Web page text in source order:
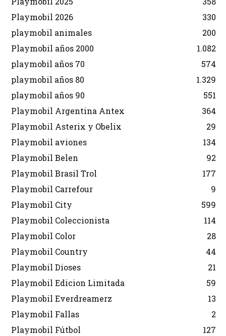
Playmobil 2026
330
playmobil animales
200
Playmobil años 2000
1.082
playmobil años 70
574
playmobil años 80
1.329
playmobil años 90
551
Playmobil Argentina Antex
364
Playmobil Asterix y Obelix
29
Playmobil aviones
134
Playmobil Belen
92
Playmobil Brasil Trol
177
Playmobil Carrefour
9
Playmobil City
599
Playmobil Coleccionista
114
Playmobil Color
28
Playmobil Country
44
Playmobil Dioses
21
Playmobil Edicion Limitada
59
Playmobil Everdreamerz
13
Playmobil Fallas
2
Playmobil Fútbol
127